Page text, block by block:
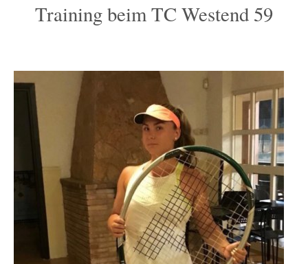
Training beim TC Westend 59